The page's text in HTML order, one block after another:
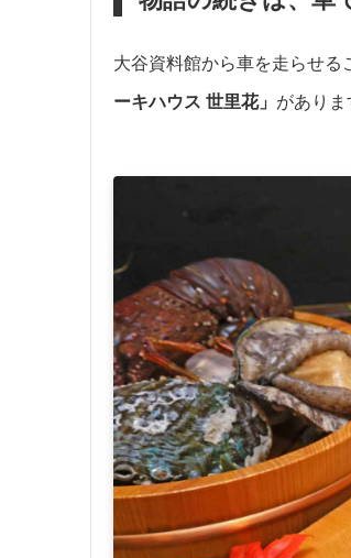
大谷資料館から車を走らせる
ーキハウス 世里花」 がありま